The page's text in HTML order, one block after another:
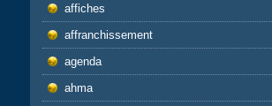
affiches
affranchissement
agenda
ahma